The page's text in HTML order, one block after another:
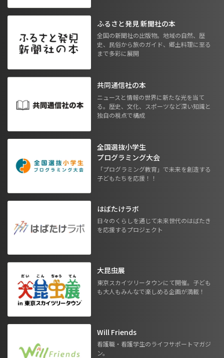
ふるさと発見 新聞社の本
全国の新聞社の出版物。地域の自然、歴
史、民俗から旅のガイド、郷土料理に至る
まで多彩に展開
共同通信社の本
ニュースと情報の世界に新たな光を当て
る。歴史、文化、スポーツなど深い知識と
独自の視点で構成
全国選抜小学生
プログラミング大会
「プログラミング教育」で未来を創造する
子どもたちを応援！！
はばたけラボ
日々のくらしを通じて未来世代のはばたき
を応援するプロジェクト
大昆虫展
東京スカイツリータウンにて開催。子ども
も大人もみんなで楽しめる企画が満載！
Will Friends
看護職・看護学生のライフサポートマガジ
ン。